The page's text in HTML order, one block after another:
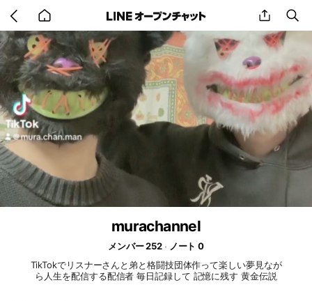
back
to
home
share
murachannel
メンバー 252
ノート 0
TikTokでリスナーさんと弟と格闘技団体作って楽しい夢見なが
ら人生を配信する配信者 毎日記録して 記憶に残す 黄金伝説